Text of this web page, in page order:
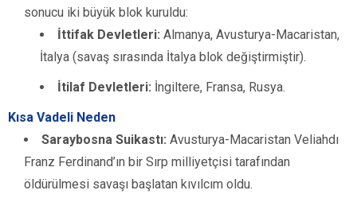
sonucu iki büyük blok kuruldu:
İttifak Devletleri: Almanya, Avusturya-Macaristan,
İtalya (savaş sırasında İtalya blok değiştirmiştir).
İtilaf Devletleri: İngiltere, Fransa, Rusya.
Kısa Vadeli Neden
Saraybosna Suikastı: Avusturya-Macaristan Veliahdı
Franz Ferdinand’ın bir Sırp milliyetçisi tarafından
öldürülmesi savaşı başlatan kıvılcım oldu.